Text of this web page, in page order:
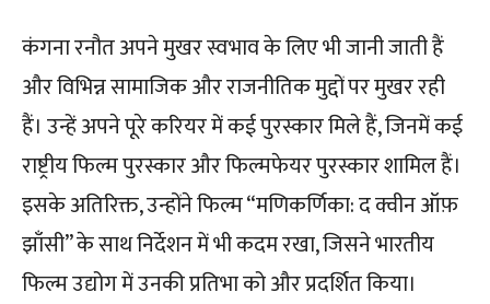
कंगना रनौत अपने मुखर स्वभाव के लिए भी जानी जाती हैं
और विभिन्न सामाजिक और राजनीतिक मुद्दों पर मुखर रही
हैं। उन्हें अपने पूरे करियर में कई पुरस्कार मिले हैं, जिनमें कई
राष्ट्रीय फिल्म पुरस्कार और फिल्मफेयर पुरस्कार शामिल हैं।
इसके अतिरिक्त, उन्होंने फिल्म “मणिकर्णिका: द क्वीन ऑफ़
झाँसी” के साथ निर्देशन में भी कदम रखा, जिसने भारतीय
फिल्म उद्योग में उनकी प्रतिभा को और प्रदर्शित किया।